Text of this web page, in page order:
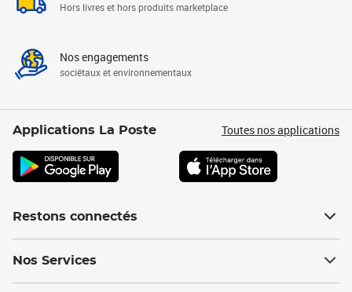
Hors livres et hors produits marketplace
Nos engagements
sociétaux et environnementaux
Applications La Poste Toutes nos applications
Restons connectés
Nos Services